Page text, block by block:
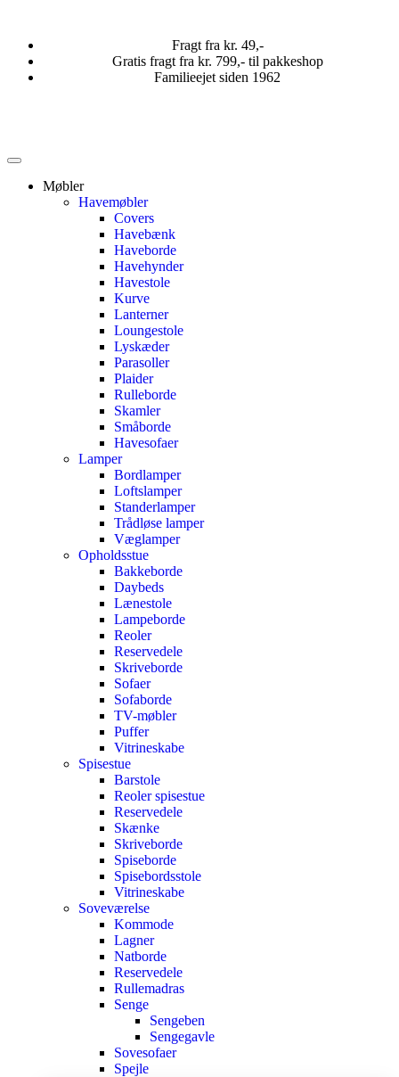
Fragt fra kr. 49,-
Gratis fragt fra kr. 799,- til pakkeshop
Familieejet siden 1962
Møbler
Havemøbler
Covers
Havebænk
Haveborde
Havehynder
Havestole
Kurve
Lanterner
Loungestole
Lyskæder
Parasoller
Plaider
Rulleborde
Skamler
Småborde
Havesofaer
Lamper
Bordlamper
Loftslamper
Standerlamper
Trådløse lamper
Væglamper
Opholdsstue
Bakkeborde
Daybeds
Lænestole
Lampeborde
Reoler
Reservedele
Skriveborde
Sofaer
Sofaborde
TV-møbler
Puffer
Vitrineskabe
Spisestue
Barstole
Reoler spisestue
Reservedele
Skænke
Skriveborde
Spiseborde
Spisebordsstole
Vitrineskabe
Soveværelse
Kommode
Lagner
Natborde
Reservedele
Rullemadras
Senge
Sengeben
Sengegavle
Sovesofaer
Spejle